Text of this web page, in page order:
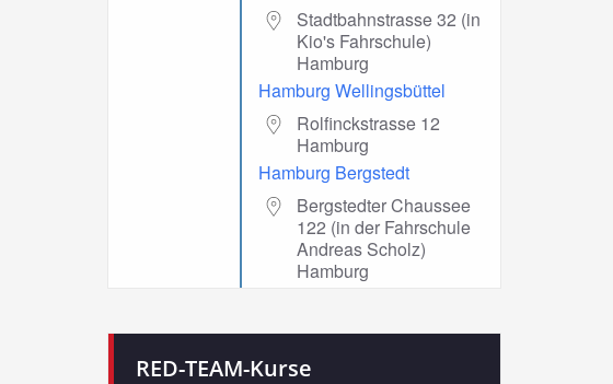
Stadtbahnstrasse 32 (in
Kio's Fahrschule)
Hamburg
Hamburg Wellingsbüttel
Rolfinckstrasse 12
Hamburg
Hamburg Bergstedt
Bergstedter Chaussee
122 (in der Fahrschule
Andreas Scholz)
Hamburg
RED-TEAM-Kurse